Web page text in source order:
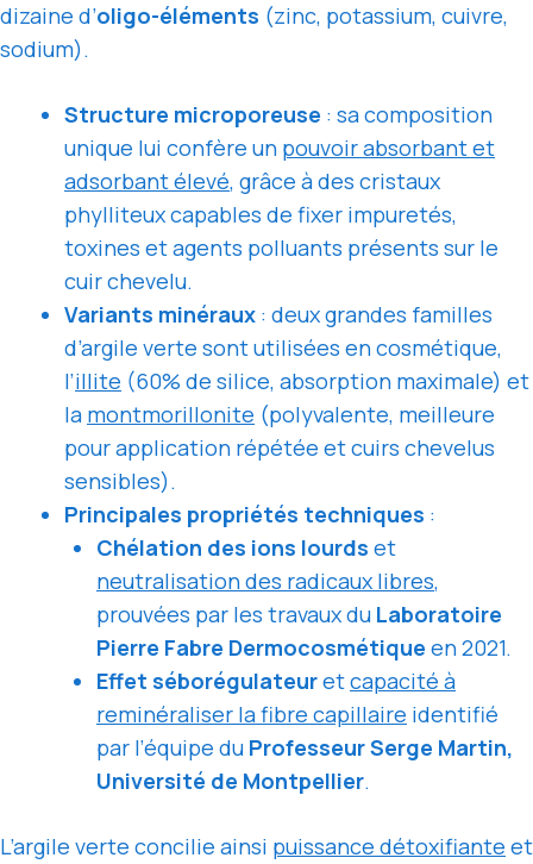
dizaine d’oligo-éléments (zinc, potassium, cuivre,
sodium).
Structure microporeuse : sa composition
unique lui confère un pouvoir absorbant et
adsorbant élevé, grâce à des cristaux
phylliteux capables de fixer impuretés,
toxines et agents polluants présents sur le
cuir chevelu.
Variants minéraux : deux grandes familles
d’argile verte sont utilisées en cosmétique,
l’illite (60% de silice, absorption maximale) et
la montmorillonite (polyvalente, meilleure
pour application répétée et cuirs chevelus
sensibles).
Principales propriétés techniques :
Chélation des ions lourds et
neutralisation des radicaux libres,
prouvées par les travaux du Laboratoire
Pierre Fabre Dermocosmétique en 2021.
Effet séborégulateuretcapacité à
reminéraliser la fibre capillaire identifié
par l’équipe du Professeur Serge Martin,
Université de Montpellier.
L’argile verte concilie ainsi puissance détoxifiante et